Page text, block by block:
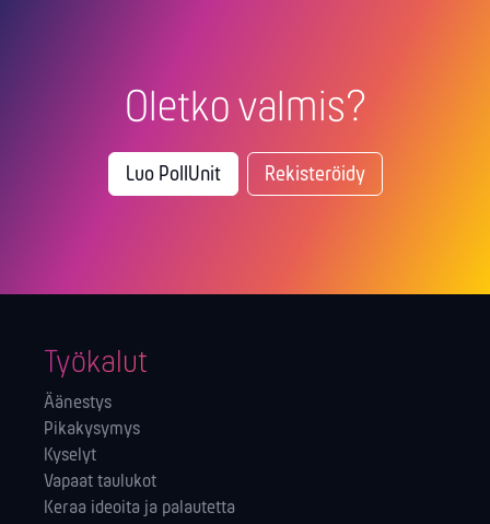
Oletko valmis?
Luo PollUnit Rekisteröidy
Työkalut
Äänestys
Pikakysymys
Kyselyt
Vapaat taulukot
Keraa ideoita ja palautetta